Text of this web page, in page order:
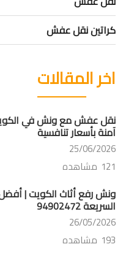
كراتين نقل عفش
اخر المقالات
نقل عفش مع ونش في
آمنة بأسعار تنافسية
25/06/2026
121 مشاهده
ونش رفع أثاث الكويت |
السريعة 94902472
26/05/2026
193 مشاهده